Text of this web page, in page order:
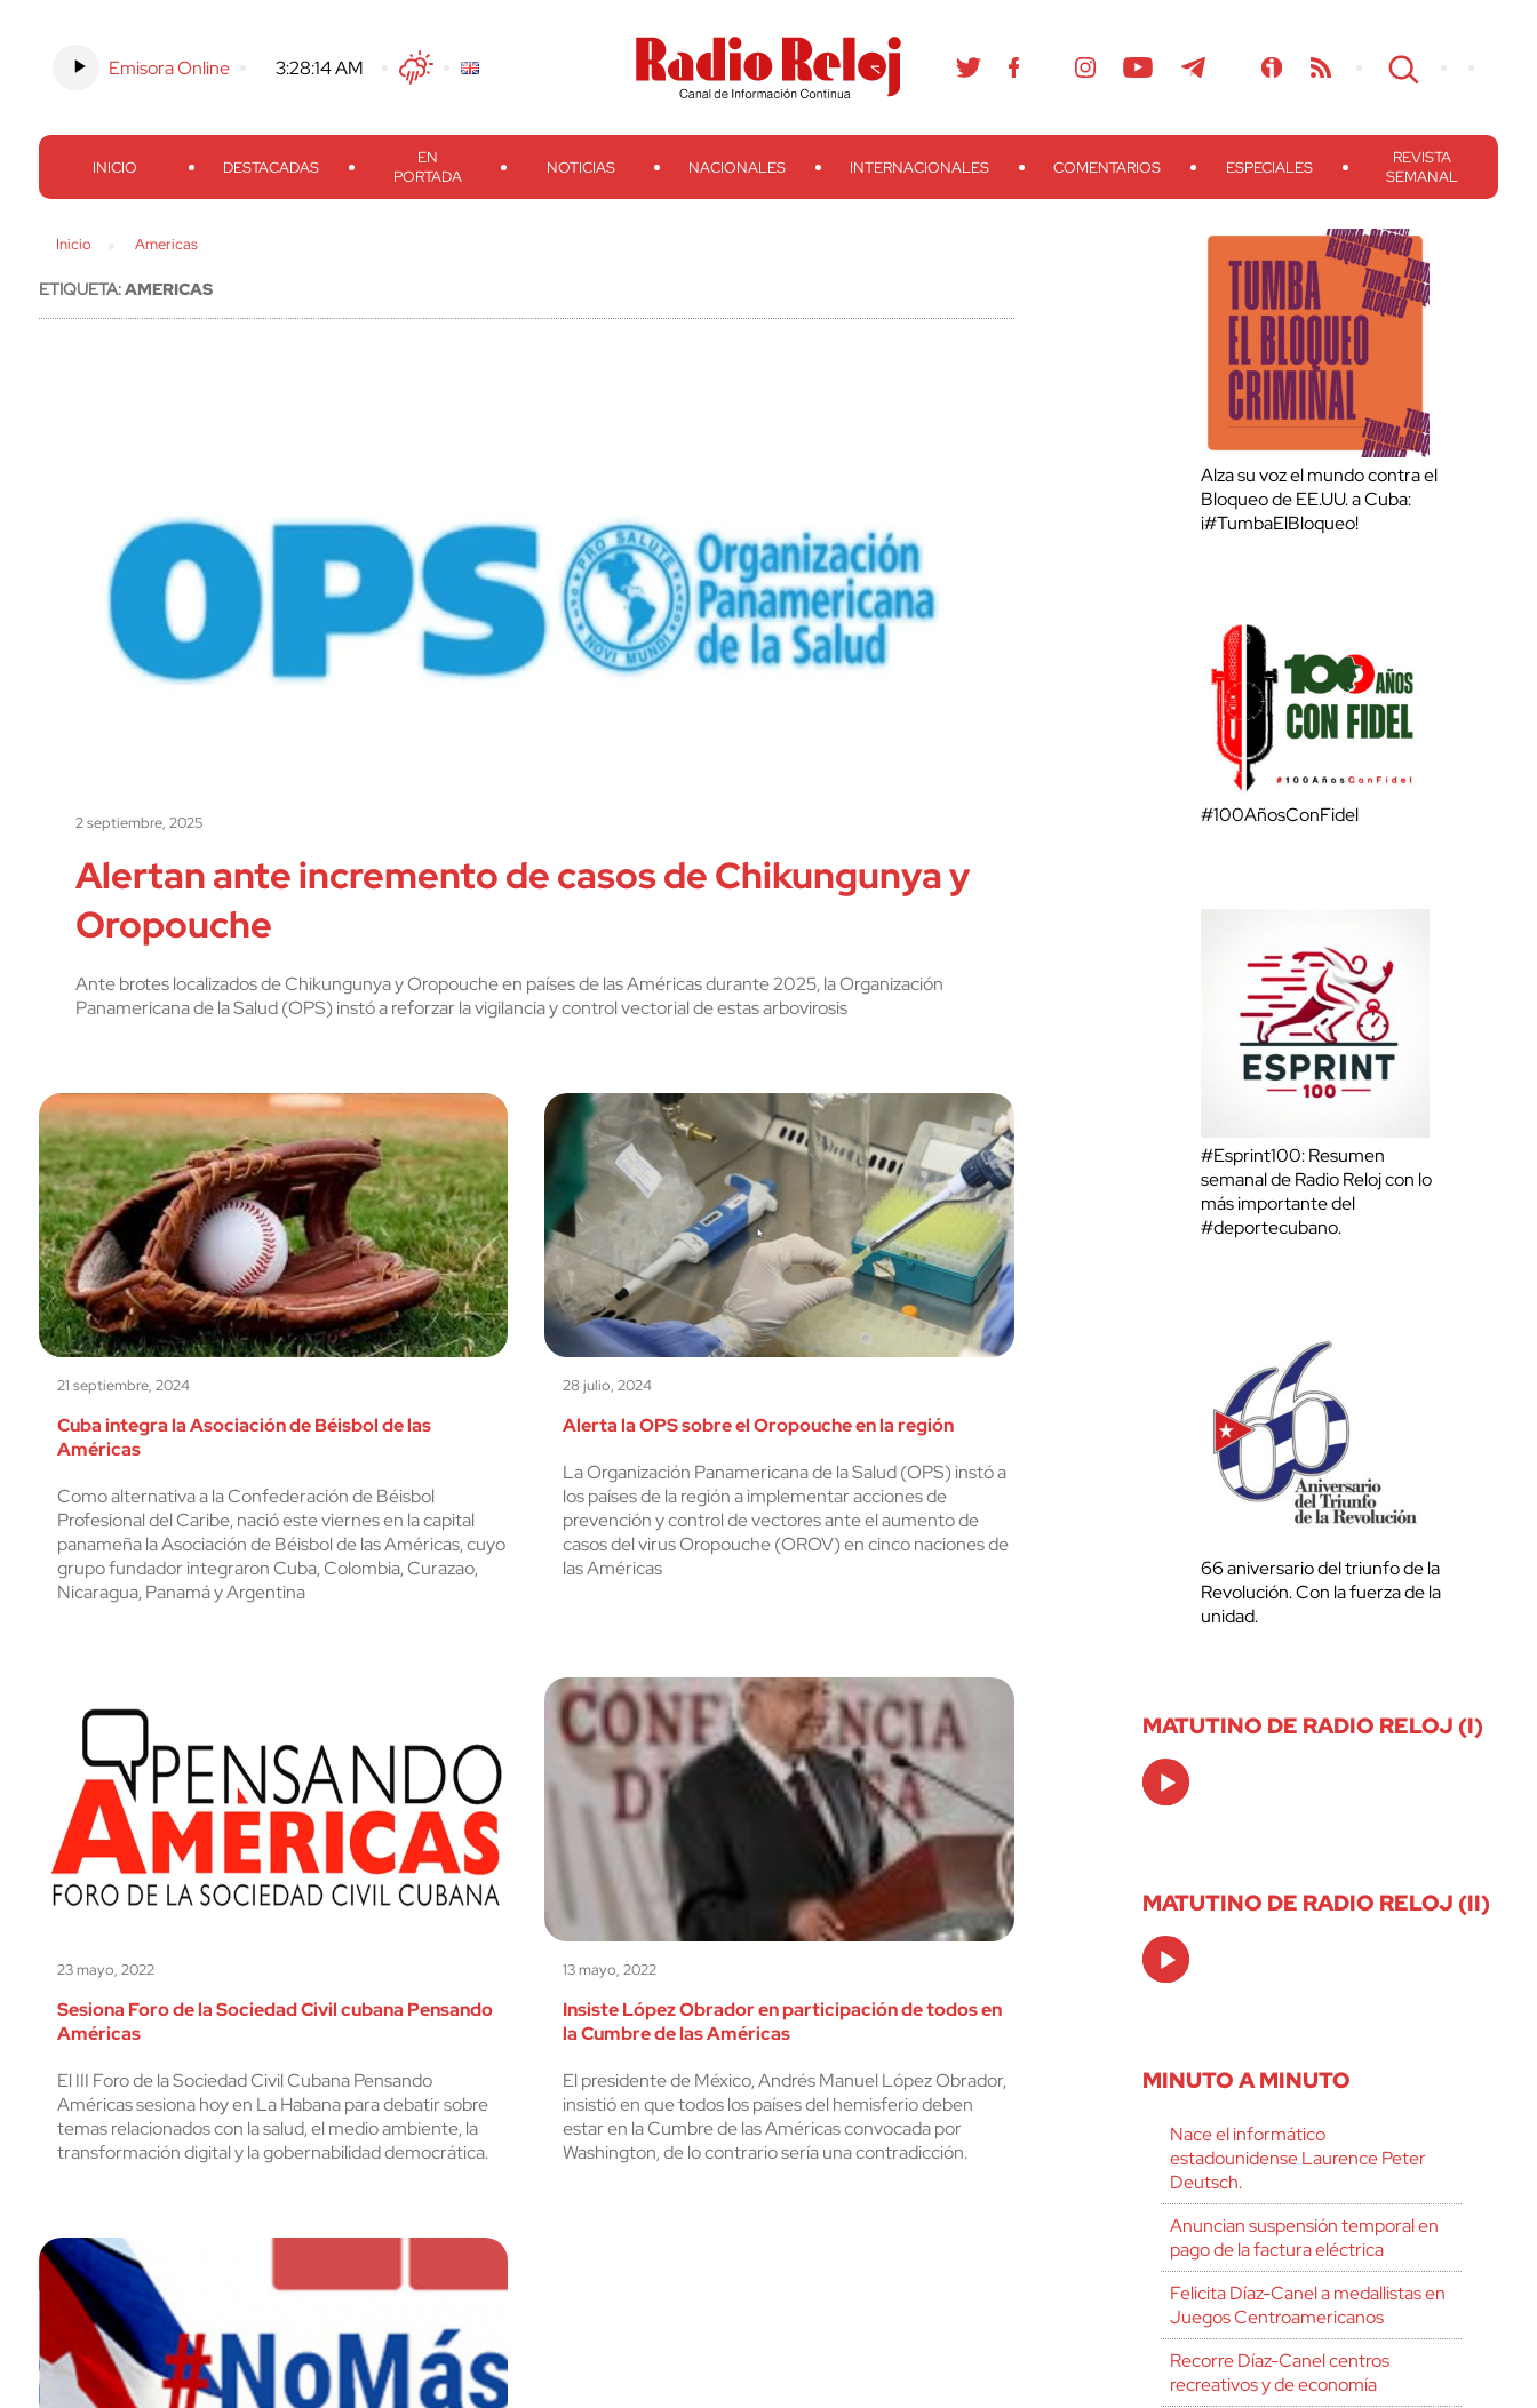
Emisora Online -3:28:15 AM TwitterFacebook
Threads
Instagram TelegramTeveo Ivoox RSS Search
INICIO DESTACADAS
EN
PORTADA
NOTICIAS NACIONALES INTERNACIONALES COMENTARIOS ESPECIALES
REVISTA
SEMANAL
Inicio Americas
ETIQUETA:AMERICAS
2 septiembre, 2025
Alertan ante incremento de casos de Chikungunya y
Oropouche
Ante brotes localizados de Chikungunya y Oropouche en países de las Américas durante 2025, la Organización
Panamericana de la Salud (OPS) instó a reforzar la vigilancia y control vectorial de estas arbovirosis
21 septiembre, 2024
Cuba integra la Asociación de Béisbol de las
Américas
Como alternativa a la Confederación de Béisbol
Profesional del Caribe, nació este viernes en la capital
panameña la Asociación de Béisbol de las Américas, cuyo
grupo fundador integraron Cuba, Colombia, Curazao,
Nicaragua, Panamá y Argentina
28 julio, 2024
Alerta la OPS sobre el Oropouche en la región
La Organización Panamericana de la Salud (OPS) instó a
los países de la región a implementar acciones de
prevención y control de vectores ante el aumento de
casos del virus Oropouche (OROV) en cinco naciones de
las Américas
23 mayo, 2022
Sesiona Foro de la Sociedad Civil cubana Pensando
Américas
El III Foro de la Sociedad Civil Cubana Pensando
Américas sesiona hoy en La Habana para debatir sobre
temas relacionados con la salud, el medio ambiente, la
transformación digital y la gobernabilidad democrática.
13 mayo, 2022
Insiste López Obrador en participación de todos en
la Cumbre de las Américas
El presidente de México, Andrés Manuel López Obrador,
insistió en que todos los países del hemisferio deben
estar en la Cumbre de las Américas convocada por
Washington, de lo contrario sería una contradicción.
Alza su voz el mundo contra el
Bloqueo de EE.UU. a Cuba:
¡#TumbaElBloqueo!
#100AñosConFidel
#Esprint100: Resumen
semanal de Radio Reloj con lo
más importante del
#deportecubano.
66 aniversario del triunfo de la
Revolución. Con la fuerza de la
unidad.
MATUTINO DE RADIO RELOJ (I)
Audio
Player
MATUTINO DE RADIO RELOJ (II)
Audio
Player
MINUTO A MINUTO
Nace el informático
estadounidense Laurence Peter
Deutsch.
Anuncian suspensión temporal en
pago de la factura eléctrica
Felicita Díaz-Canel a medallistas en
Juegos Centroamericanos
Recorre Díaz-Canel centros
recreativos y de economía